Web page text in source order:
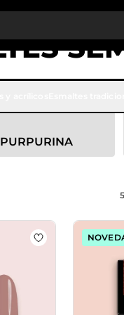
cantidad: desde un -5 %
de esmaltes
y diseños únicos
PURPURINA
semipermanente
Añadir a la lista